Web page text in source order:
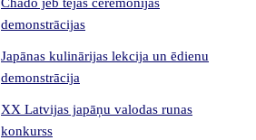
Chado jeb tējas ceremonijas
demonstrācijas
Japānas kulinārijas lekcija un ēdienu
demonstrācija
XX Latvijas japāņu valodas runas
konkurss